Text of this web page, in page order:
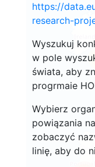
https://
research-
Wyszukuj
w pole
świata, aby
progrmaie
Wybierz
powiązania
zobaczyć
linię, aby do